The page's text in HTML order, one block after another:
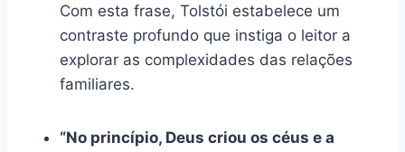
Com esta frase, Tolstói estabelece um
contraste profundo que instiga o leitor a
explorar as complexidades das relações
familiares.
“No princípio, Deus criou os céus e a